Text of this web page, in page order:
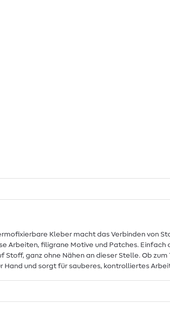
Kleber macht das Verbinden von
Arbeiten, filigrane Motive und Patches.
ganz ohne Nähen an dieser Stelle. Ob
und sorgt für sauberes, kontrolliertes